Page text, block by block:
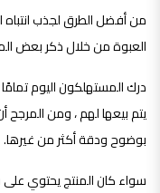
من أفضل الطرق لجذب انتباه
العبوة من خلال ذكر بعض
درك المستهلكون اليوم
يتم بيعها لهم ، ومن المرجح
بوضوح ودقة أكثر من غيرها.
سواء كان المنتج يحتوي على